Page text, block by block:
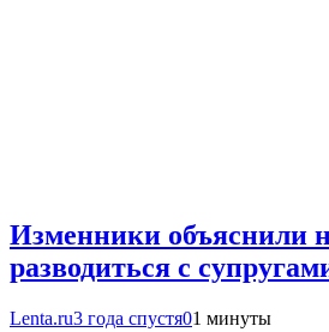
Изменники объяснили
разводиться с
Lenta.ru3 года спустя01 минуты